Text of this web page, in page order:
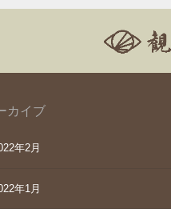
カイブ
年2月
年1月